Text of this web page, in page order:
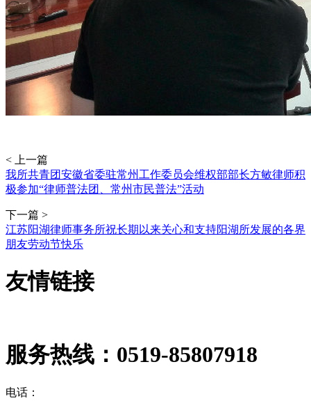
< 上一篇
我所共青团安徽省委驻常州工作委员会维权部部长方敏律师积
极参加“律师普法团、常州市民普法”活动
下一篇 >
江苏阳湖律师事务所祝长期以来关心和支持阳湖所发展的各界
朋友劳动节快乐
友情链接
服务热线： 0519-85807918
电话：